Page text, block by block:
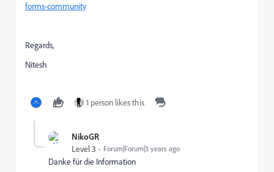
forms-community
Regards,
Nitesh
1 person likes this
NikoGR
Level 3 Forum|Forum|3 years ago
Danke für die Information